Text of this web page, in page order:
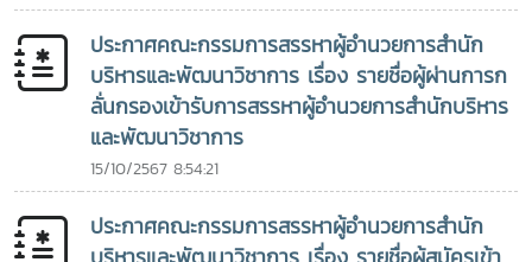
ประกาศคณะกรรมการสรรหาผู้อำนวยการสำนัก
บริหารและพัฒนาวิชาการ เรื่อง รายชื่อผู้ผ่านการก
ลั่นกรองเข้ารับการสรรหาผู้อำนวยการสำนักบริหาร
และพัฒนาวิชาการ
15/10/2567 8:54:21
ประกาศคณะกรรมการสรรหาผู้อำนวยการสำนัก